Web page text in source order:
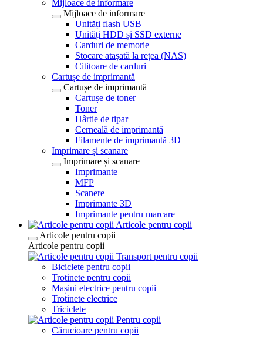
Mijloace de informare
Mijloace de informare
Unități flash USB
Unități HDD și SSD externe
Carduri de memorie
Stocare atașată la rețea (NAS)
Cititoare de carduri
Cartușe de imprimantă
Cartușe de imprimantă
Cartușe de toner
Toner
Hârtie de tipar
Cerneală de imprimantă
Filamente de imprimantă 3D
Imprimare și scanare
Imprimare și scanare
Imprimante
MFP
Scanere
Imprimante 3D
Imprimante pentru marcare
Articole pentru copii
Articole pentru copii
Articole pentru copii
Transport pentru copii
Biciclete pentru copii
Trotinete pentru copii
Mașini electrice pentru copii
Trotinete electrice
Triciclete
Pentru copii
Cărucioare pentru copii